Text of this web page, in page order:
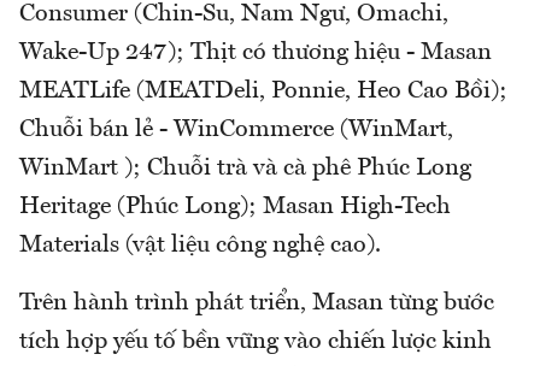
Consumer (Chin-Su, Nam Ngư, Omachi,
Wake-Up 247); Thịt có thương hiệu - Masan
MEATLife (MEATDeli, Ponnie, Heo Cao Bồi);
Chuỗi bán lẻ - WinCommerce (WinMart,
WinMart ); Chuỗi trà và cà phê Phúc Long
Heritage (Phúc Long); Masan High-Tech
Materials (vật liệu công nghệ cao).
Trên hành trình phát triển, Masan từng bước
tích hợp yếu tố bền vững vào chiến lược kinh